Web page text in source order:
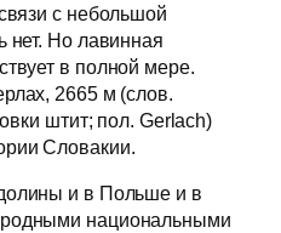
с небольшой
нет. Но лавинная
в полной мере.
2665 м (слов.
штит; пол. Gerlach)
Словакии.
и в Польше и в
национальными